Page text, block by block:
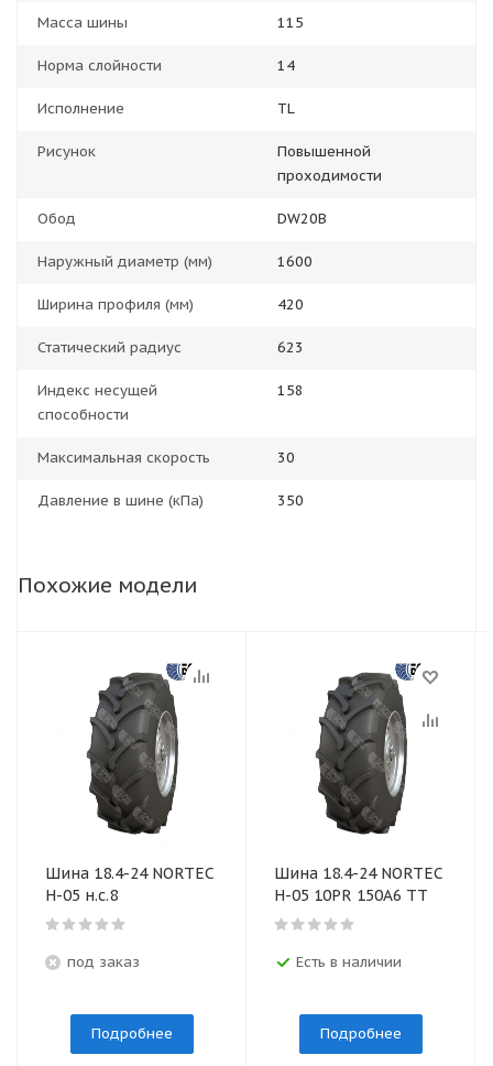
Масса шины 115
Норма слойности 14
Исполнение TL
Рисунок
Повышенной
проходимости
Обод DW20B
Наружный диаметр (мм) 1600
Ширина профиля (мм) 420
Статический радиус 623
Индекс несущей
способности
158
Максимальная скорость 30
Давление в шине (кПа) 350
Похожие модели
Шина 18.4-24 NORTEC
Н-05 н.с.8
под заказ
Подробнее
Шина 18.4-24 NORTEC
H-05 10PR 150A6 TT
Есть в наличии
Подробнее